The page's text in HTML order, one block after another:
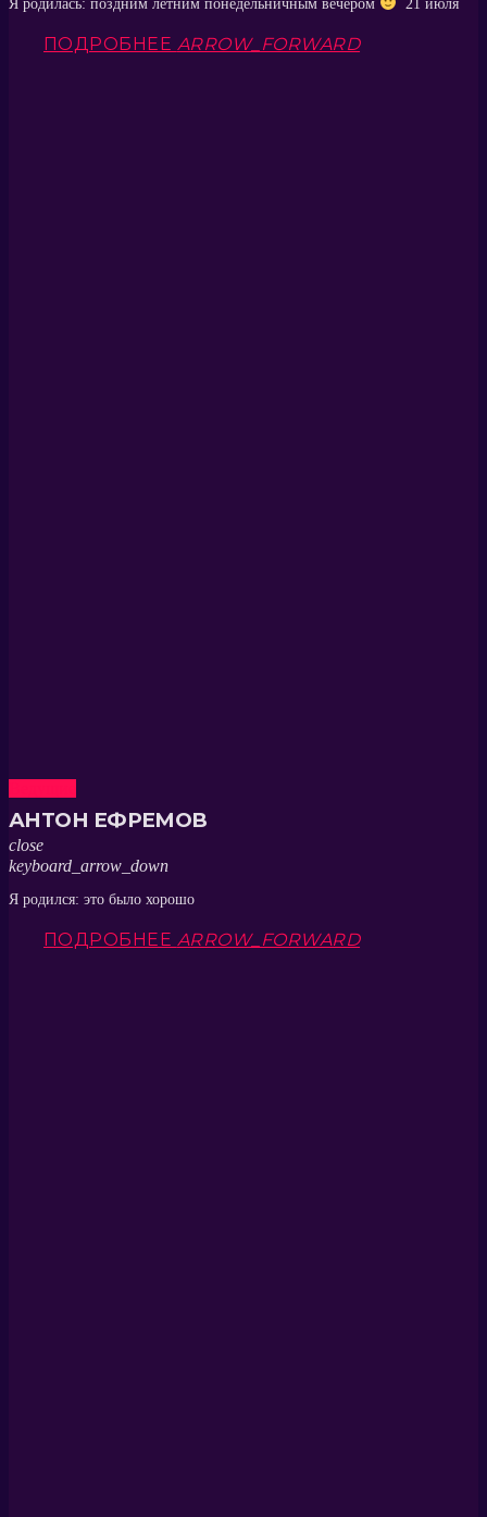
Я родилась: поздним летним понедельничным вечером 21 июля
ПОДРОБНЕЕ ARROW_FORWARD
АНТОН ЕФРЕМОВ
close
keyboard_arrow_down
Я родился: это было хорошо
ПОДРОБНЕЕ ARROW_FORWARD